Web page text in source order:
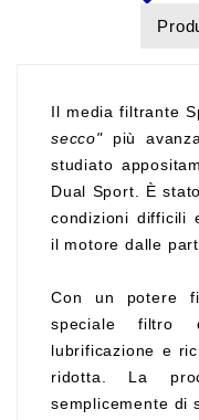
Il media filtrante
secco"più
studiato
Dual Sport. È
condizioni difficili
il motore dalle
Con un potere
speciale filtro
lubrificazione e
ridotta. La
semplicemente di